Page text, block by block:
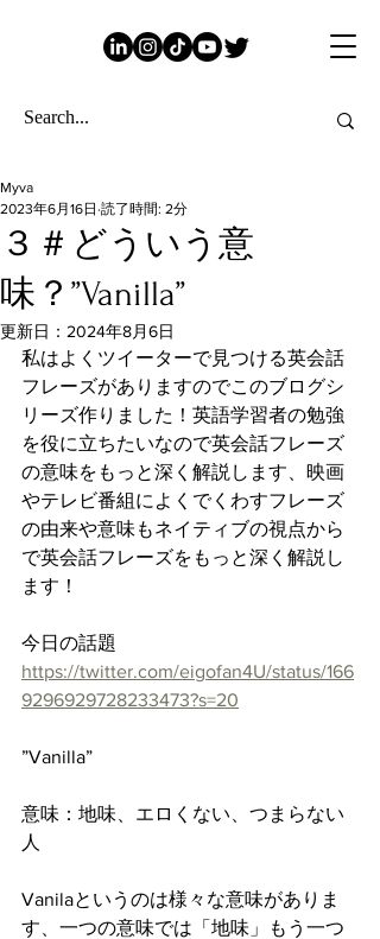
３＃どういう意
味？”Vanilla”
Myva
2023年6月16日 読了時間: 2分
更新日： 2024年8月6日
私はよくツイーターで見つける英会話
フレーズがありますのでこのブログシ
リーズ作りました！英語学習者の勉強
を役に立ちたいなので英会話フレーズ
の意味をもっと深く解説します、映画
やテレビ番組によくでくわすフレーズ
の由来や意味もネイティブの視点から
で英会話フレーズをもっと深く解説し
ます！
今日の話題
https://twitter.com/eigofan4U/status/166
9296929728233473?s=20
”Vanilla”
意味：地味、エロくない、つまらない
人
Vanilaというのは様々な意味がありま
す、一つの意味では「地味」もう一つ